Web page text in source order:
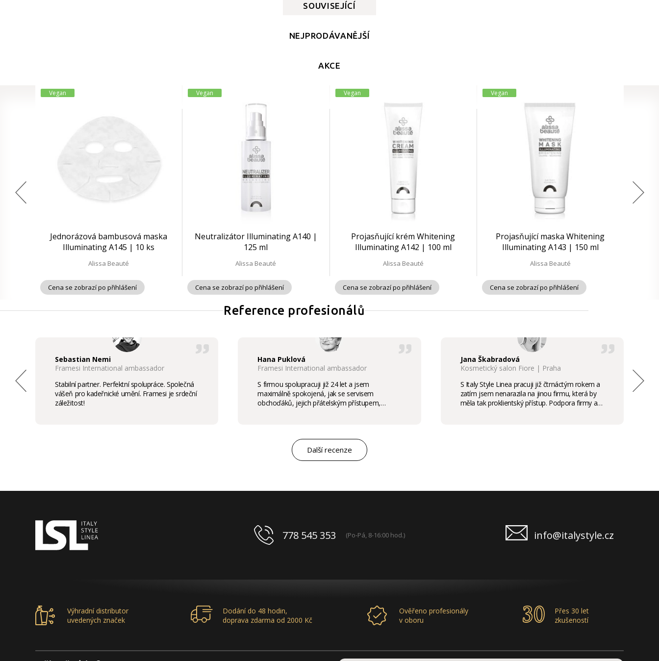
SOUVISEJÍCÍ
NEJPRODÁVANĚJŠÍ
AKCE
Vegan
Jednorázová bambusová maska
Illuminating A145 | 10 ks
Alissa Beauté
Cena se zobrazí po přihlášení
Vegan
Neutralizátor Illuminating A140 |
125 ml
Alissa Beauté
Cena se zobrazí po přihlášení
Vegan
Projasňující krém Whitening
Illuminating A142 | 100 ml
Alissa Beauté
Cena se zobrazí po přihlášení
Vegan
Projasňující maska Whitening
Illuminating A143 | 150 ml
Alissa Beauté
Cena se zobrazí po přihlášení
Reference profesionálů
Sebastian Nemi
Framesi International ambassador
Stabilní partner. Perfektní spolupráce. Společná
vášeň pro kadeřnické umění. Framesi je srdeční
záležitost!
Hana Puklová
Framesi International ambassador
S firmou spolupracuji již 24 let a jsem
maximálně spokojená, jak se servisem
obchoďáků, jejich přátelským přístupem,
marketingovým servisem. Pro mě je to po těch
letech „druhá rodina“. Myslím, že ty roky
spolupráce mluví za vše.
Jana Škabradová
Kosmetický salon Fiore | Praha
S Italy Style Linea pracuji již čtrnáctým rokem a
zatím jsem nenarazila na jinou firmu, která by
měla tak proklientský přístup. Podpora firmy a
Další recenze
778 545 353 (Po-Pá, 8-16:00 hod.) info@italystyle.cz
Výhradní distributor
uvedených značek
Dodání do 48 hodin,
doprava zdarma od 2000 Kč
Ověřeno profesionály
v oboru
Přes 30 let
zkušeností